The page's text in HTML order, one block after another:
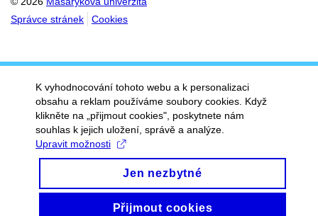
Správce stránek
Cookies
K vyhodnocování tohoto webu a k personalizaci
obsahu a reklam používáme soubory cookies. Když
klikněte na „přijmout cookies", poskytnete nám
souhlas k jejich uložení, správě a analýze.
Upravit možnosti
Jen nezbytné
Přijmout cookies